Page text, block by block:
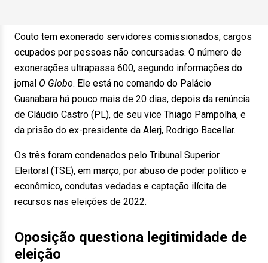
Couto tem exonerado servidores comissionados, cargos
ocupados por pessoas não concursadas. O número de
exonerações ultrapassa 600, segundo informações do
jornal O Globo. Ele está no comando do Palácio
Guanabara há pouco mais de 20 dias, depois da renúncia
de Cláudio Castro (PL), de seu vice Thiago Pampolha, e
da prisão do ex-presidente da Alerj, Rodrigo Bacellar.
Os três foram condenados pelo Tribunal Superior
Eleitoral (TSE), em março, por abuso de poder político e
econômico, condutas vedadas e captação ilícita de
recursos nas eleições de 2022.
Oposição questiona legitimidade de
eleição